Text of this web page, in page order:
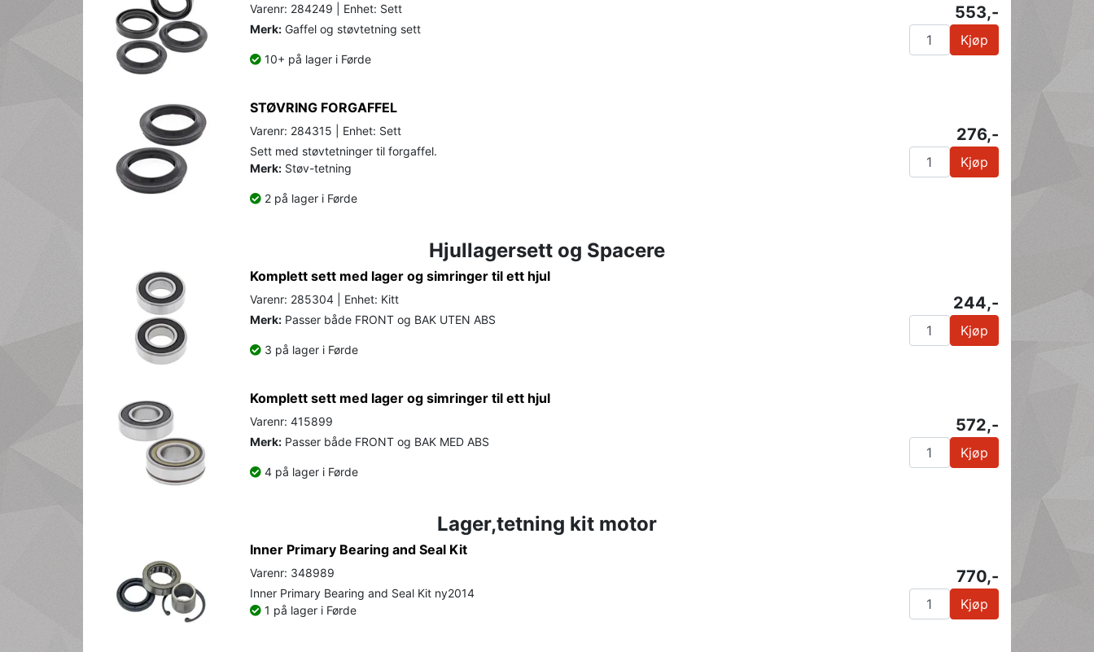
Varenr: 284249 | Enhet: Sett
Merk: Gaffel og støvtetning sett
10+ på lager i Førde
553,-
Kjøp
STØVRING FORGAFFEL
Varenr: 284315 | Enhet: Sett
Sett med støvtetninger til forgaffel.
Merk: Støv-tetning
2 på lager i Førde
276,-
Kjøp
Hjullagersett og Spacere
Komplett sett med lager og simringer til ett hjul
Varenr: 285304 | Enhet: Kitt
Merk: Passer både FRONT og BAK UTEN ABS
3 på lager i Førde
244,-
Kjøp
Komplett sett med lager og simringer til ett hjul
Varenr: 415899
Merk: Passer både FRONT og BAK MED ABS
4 på lager i Førde
572,-
Kjøp
Lager,tetning kit motor
Inner Primary Bearing and Seal Kit
Varenr: 348989
Inner Primary Bearing and Seal Kit ny2014
1 på lager i Førde
770,-
Kjøp